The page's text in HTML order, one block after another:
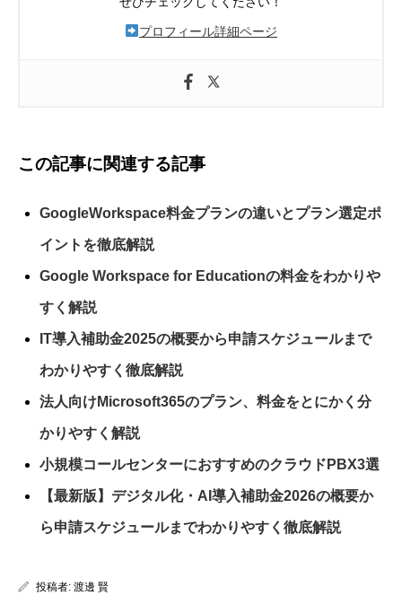
プロフィール詳細ページ
この記事に関連する記事
GoogleWorkspace料金プランの違いとプラン選定ポ
イントを徹底解説
Google Workspace for Educationの料金をわかりや
すく解説
IT導入補助金2025の概要から申請スケジュールまで
わかりやすく徹底解説
法人向けMicrosoft365のプラン、料金をとにかく分
かりやすく解説
小規模コールセンターにおすすめのクラウドPBX3選
【最新版】デジタル化・AI導入補助金2026の概要か
ら申請スケジュールまでわかりやすく徹底解説
投稿者: 渡邊 賢